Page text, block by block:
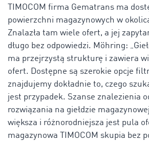
TIMOCOM firma Gematrans ma
powierzchni magazynowych w
Znalazła tam wiele ofert, a jej
długo bez odpowiedzi. Möhring:
ma przejrzystą strukturę i zawiera
ofert. Dostępne są szerokie opcje
znajdujemy dokładnie to, czego
jest przypadek. Szanse znalezienia
rozwiązania na giełdzie
większa i różnorodniejsza jest pula
magazynowa TIMOCOM skupia bez